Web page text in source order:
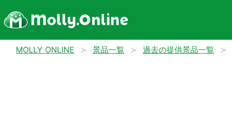
MOLLY ONLINE 景品一覧 過去の提供景品一覧